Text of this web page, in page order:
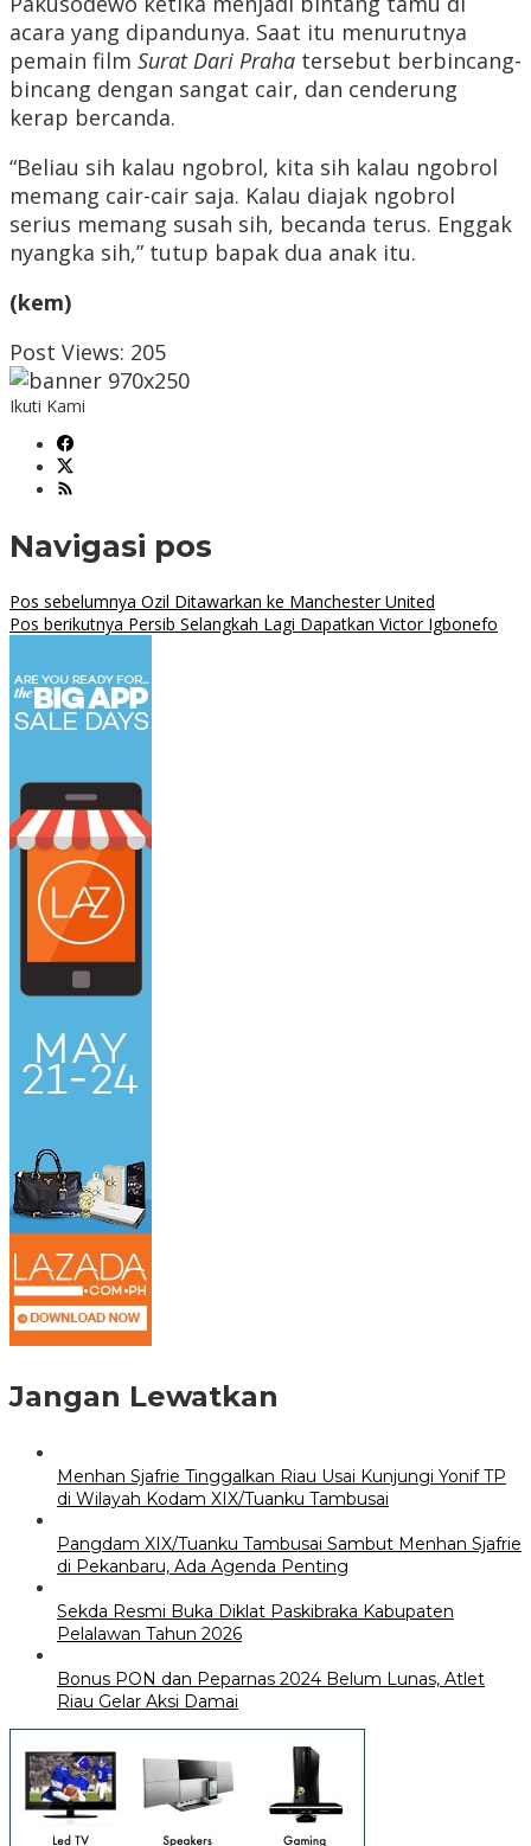
acara yang dipandunya. Saat itu menurutnya
pemain film Surat Dari Praha tersebut berbincang-
bincang dengan sangat cair, dan cenderung
kerap bercanda.
“Beliau sih kalau ngobrol, kita sih kalau ngobrol
memang cair-cair saja. Kalau diajak ngobrol
serius memang susah sih, becanda terus. Enggak
nyangka sih,” tutup bapak dua anak itu.
(kem)
Post Views: 205
Ikuti Kami
Navigasi pos
Pos sebelumnya Ozil Ditawarkan ke Manchester United
Pos berikutnya Persib Selangkah Lagi Dapatkan Victor Igbonefo
Jangan Lewatkan
Menhan Sjafrie Tinggalkan Riau Usai Kunjungi Yonif TP
di Wilayah Kodam XIX/Tuanku Tambusai
Pangdam XIX/Tuanku Tambusai Sambut Menhan Sjafrie
di Pekanbaru, Ada Agenda Penting
Sekda Resmi Buka Diklat Paskibraka Kabupaten
Pelalawan Tahun 2026
Bonus PON dan Peparnas 2024 Belum Lunas, Atlet
Riau Gelar Aksi Damai